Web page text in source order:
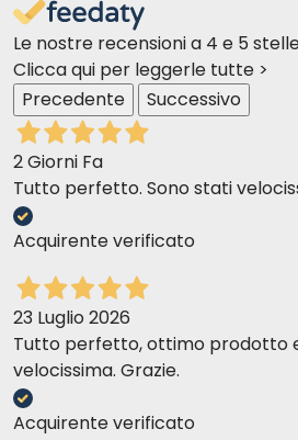
Le nostre recensioni a 4 e 5
Clicca qui per leggerle tutte >
Precedente
Successivo
2 Giorni Fa
Tutto perfetto. Sono stati
Acquirente verificato
23 Luglio 2026
Tutto perfetto, ottimo prodotto
velocissima. Grazie.
Acquirente verificato